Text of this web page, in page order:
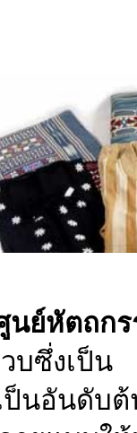
นย์หัตถก
บซึ่งเป็น
ป็นอันดับ